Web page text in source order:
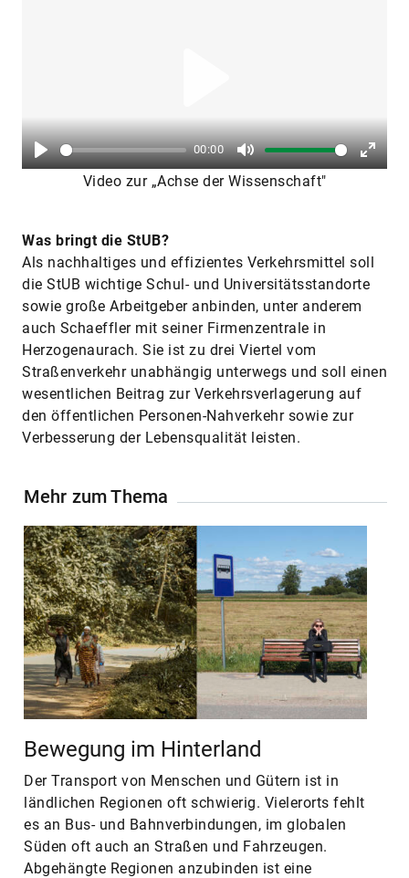
Play
00:00
Mute
Enter
Play
Video zur „Achse der Wissenschaft"
Was bringt die StUB?
Als nachhaltiges und effizientes Verkehrsmittel soll
die StUB wichtige Schul- und Universitätsstandorte
sowie große Arbeitgeber anbinden, unter anderem
auch Schaeffler mit seiner Firmenzentrale in
Herzogenaurach. Sie ist zu drei Viertel vom
Straßenverkehr unabhängig unterwegs und soll einen
wesentlichen Beitrag zur Verkehrsverlagerung auf
den öffentlichen Personen-Nahverkehr sowie zur
Verbesserung der Lebensqualität leisten.
Mehr zum Thema
Bewegung im Hinterland
Der Transport von Menschen und Gütern ist in
ländlichen Regionen oft schwierig. Vielerorts fehlt
es an Bus- und Bahnverbindungen, im globalen
Süden oft auch an Straßen und Fahrzeugen.
Abgehängte Regionen anzubinden ist eine